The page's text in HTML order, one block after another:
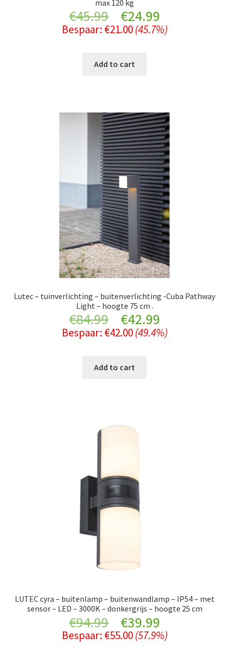
max 120 kg
€45.99
Original
price
was:
€24.99Current
price
Bespaar: €21.00 (45.7%)
Add to cart
Lutec – tuinverlichting – buitenverlichting -Cuba Pathway
Light – hoogte 75 cm .
€84.99
Original
price
was:
€42.99Current
price
Bespaar: €42.00 (49.4%)
Add to cart
LUTEC cyra – buitenlamp – buitenwandlamp – IP54 – met
sensor – LED – 3000K – donkergrijs – hoogte 25 cm
€94.99
Original
price
€39.99Current
price
Bespaar: €55.00 (57.9%)